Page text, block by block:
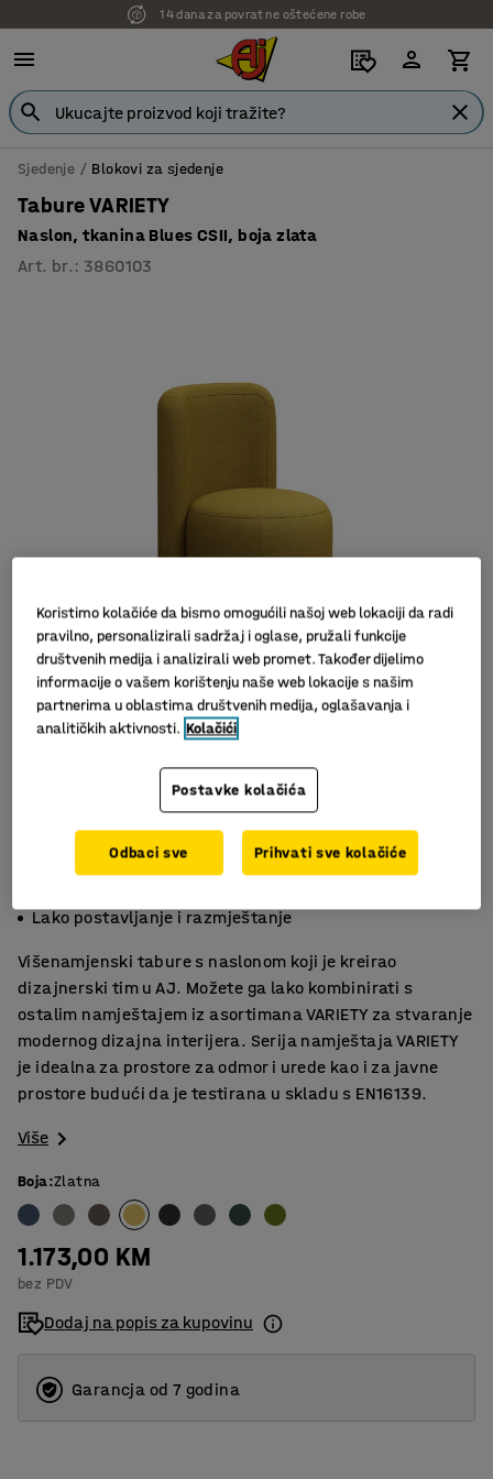
7 godina garancije
Sjedenje Blokovi za sjedenje
Tabure VARIETY
Naslon, tkanina Blues CSII, boja zlata
Art. br. : 3860103
Udoban, zaobljen naslon
Lako postavljanje i razmještanje
Višenamjenski tabure s naslonom koji je kreirao
dizajnerski tim u AJ. Možete ga lako kombinirati s
ostalim namještajem iz asortimana VARIETY za stvaranje
modernog dizajna interijera. Serija namještaja VARIETY
je idealna za prostore za odmor i urede kao i za javne
prostore budući da je testirana u skladu s EN16139.
Više
Boja:Zlatna
1.173,00 KM
bez PDV
Dodaj na popis za kupovinu
Garancja od 7 godina
Koristimo kolačiće da bismo omogućili našoj web lokaciji da radi
pravilno, personalizirali sadržaj i oglase, pružali funkcije
društvenih medija i analizirali web promet. Također dijelimo
informacije o vašem korištenju naše web lokacije s našim
partnerima u oblastima društvenih medija, oglašavanja i
analitičkih aktivnosti. Kolačići
Postavke kolačića
Odbaci sve Prihvati sve kolačiće